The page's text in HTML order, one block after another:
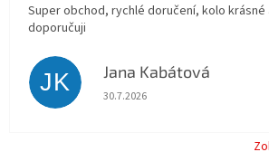
Super obchod, rychlé doručení, kolo
doporučuji
JK Jana Kabátová
Hodnocení obchodu je 5 z 5
30.7.2026